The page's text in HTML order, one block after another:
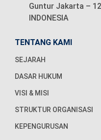
Guntur Jakarta –
INDONESIA
TENTANG KAMI
SEJARAH
DASAR HUKUM
VISI & MISI
STRUKTUR ORGANISASI
KEPENGURUSAN